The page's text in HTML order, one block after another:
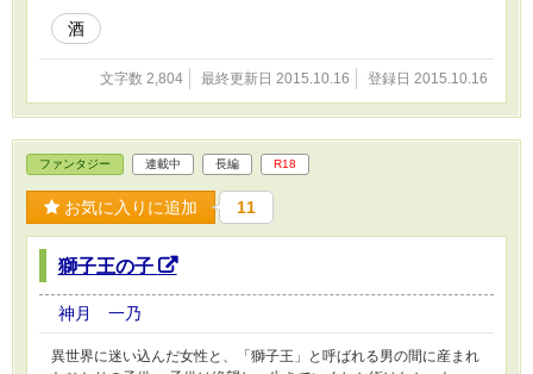
酒
文字数 2,804 最終更新日 2015.10.16 登録日 2015.10.16
ファンタジー 連載中 長編 R18
お気に入りに追加 11
獅子王の子
神月 一乃
異世界に迷い込んだ女性と、「獅子王」と呼ばれる男の間に産まれ